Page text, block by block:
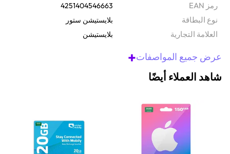
رمز EAN 4251404546663
نوع البطاقة بلايستيشن ستور
‫العلامة التجارية بلايستيشن
عرض جميع المواصفات+
شاهد العملاء أيضًا